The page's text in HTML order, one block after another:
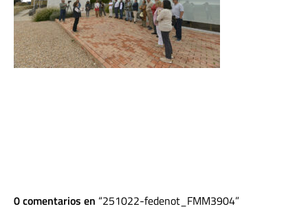
0 comentarios en 251022-fedenot_FMM3904